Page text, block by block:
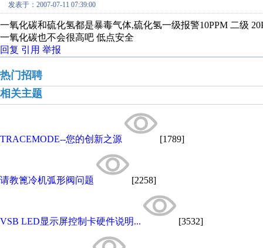
发表于：2007-07-11 07:39:00
一氧化碳和硫化氢都是暴毒气体,硫化氢一级报警10PPM 二级
一氧化碳也不会很高吧 低点安全
回复 引用 举报
热门招聘
相关主题
TRACEMODE--您的创新之源 [1789]
请教篦冷机弧形阀问题 [2258]
VSB LED显示屏控制卡硬件说明... [3532]